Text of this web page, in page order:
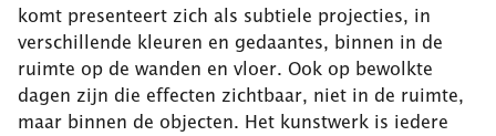
komt presenteert zich als subtiele projecties, in
verschillende kleuren en gedaantes, binnen in de
ruimte op de wanden en vloer. Ook op bewolkte
dagen zijn die effecten zichtbaar, niet in de ruimte,
maar binnen de objecten. Het kunstwerk is iedere